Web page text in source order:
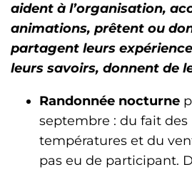
aident à l’organisation,
animations, prêtent ou
partagent leurs
leurs savoirs, donnent de
Randonnée nocturne
septembre : du fait des
températures et du
pas eu de participant.